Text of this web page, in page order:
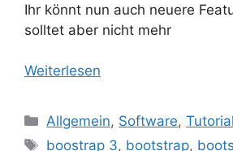
Ihr könnt nun auch neuere
solltet aber nicht mehr
Weiterlesen
Kategorien
Allgemein, Software,Tutorial
Schlagwörter
boostrap 3, bootstrap,